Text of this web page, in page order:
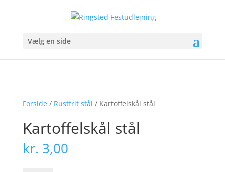
Vælg en side
Forside/ Rustfrit stål / Kartoffelskål stål
Kartoffelskål stål
kr. 3,00